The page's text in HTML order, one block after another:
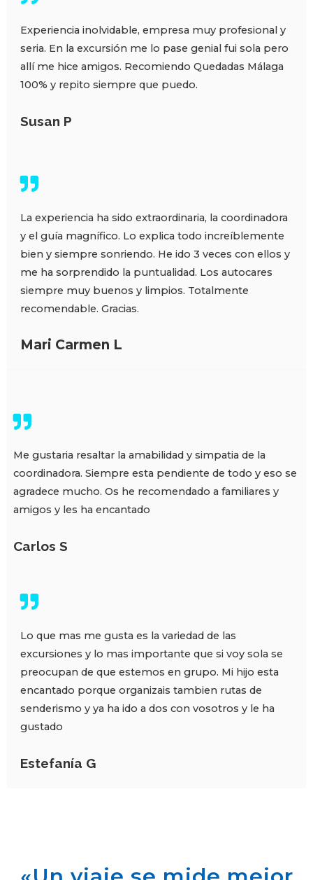
Experiencia inolvidable, empresa muy profesional y
seria. En la excursión me lo pase genial fui sola pero
allí me hice amigos. Recomiendo Quedadas Málaga
100% y repito siempre que puedo.
Susan P
La experiencia ha sido extraordinaria, la coordinadora
y el guía magnífico. Lo explica todo increíblemente
bien y siempre sonriendo. He ido 3 veces con ellos y
me ha sorprendido la puntualidad. Los autocares
siempre muy buenos y limpios. Totalmente
recomendable. Gracias.
Mari Carmen L
Me gustaria resaltar la amabilidad y simpatia de la
coordinadora. Siempre esta pendiente de todo y eso se
agradece mucho. Os he recomendado a familiares y
amigos y les ha encantado
Carlos S
Lo que mas me gusta es la variedad de las
excursiones y lo mas importante que si voy sola se
preocupan de que estemos en grupo. Mi hijo esta
encantado porque organizais tambien rutas de
senderismo y ya ha ido a dos con vosotros y le ha
gustado
Estefanía G